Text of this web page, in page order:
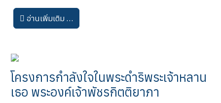
อ่านเพิ่มเติม …
โครงการกำลังใจในพระดำริพระเจ้าหลาน
เธอ พระองค์เจ้าพัชรกิตติยาภา